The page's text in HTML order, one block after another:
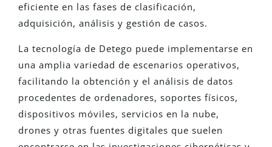
eficiente en las fases de clasificación,
adquisición, análisis y gestión de casos.
La tecnología de Detego puede implementarse en
una amplia variedad de escenarios operativos,
facilitando la obtención y el análisis de datos
procedentes de ordenadores, soportes físicos,
dispositivos móviles, servicios en la nube,
drones y otras fuentes digitales que suelen